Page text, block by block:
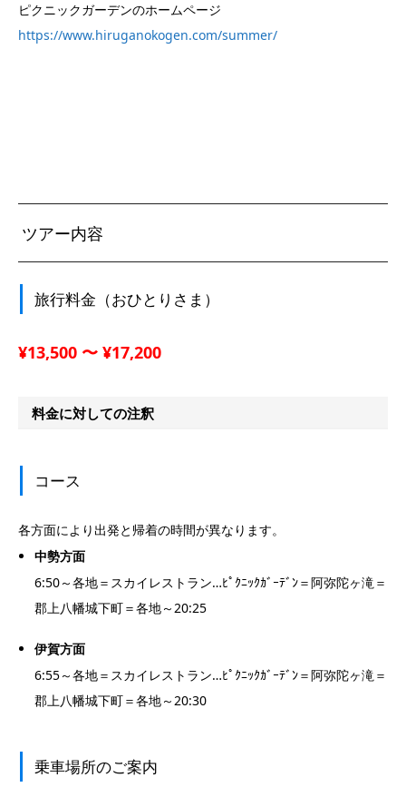
ピクニックガーデンのホームページ
https://www.hiruganokogen.com/summer/
ツアー内容
旅行料金（おひとりさま）
¥13,500 〜 ¥17,200
料金に対しての注釈
コース
各方面により出発と帰着の時間が異なります。
中勢方面
6:50～各地＝スカイレストラン…ﾋﾟｸﾆｯｸｶﾞｰﾃﾞﾝ＝阿弥陀ヶ滝＝
郡上八幡城下町＝各地～20:25
伊賀方面
6:55～各地＝スカイレストラン…ﾋﾟｸﾆｯｸｶﾞｰﾃﾞﾝ＝阿弥陀ヶ滝＝
郡上八幡城下町＝各地～20:30
乗車場所のご案内